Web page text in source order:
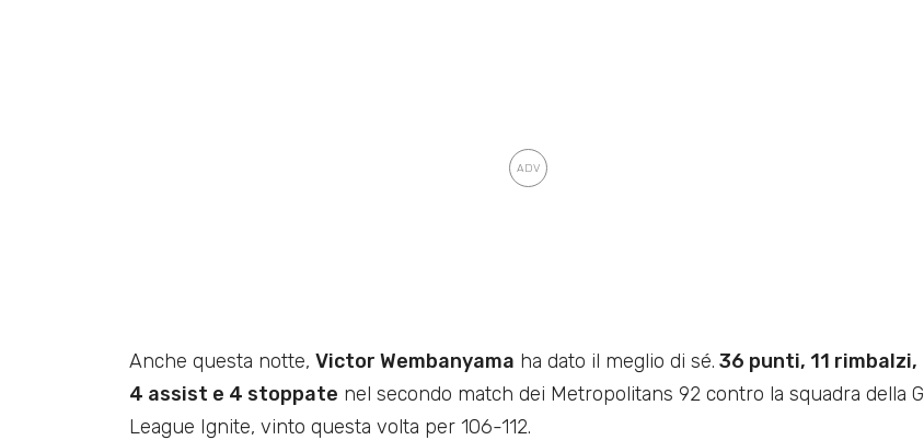
Anche questa notte, Victor Wembanyama ha dato il meglio di sé. 36 punti, 11 rimbalzi,
4 assist e 4 stoppate nel secondo match dei Metropolitans 92 contro la squadra della G
League Ignite, vinto questa volta per 106-112.